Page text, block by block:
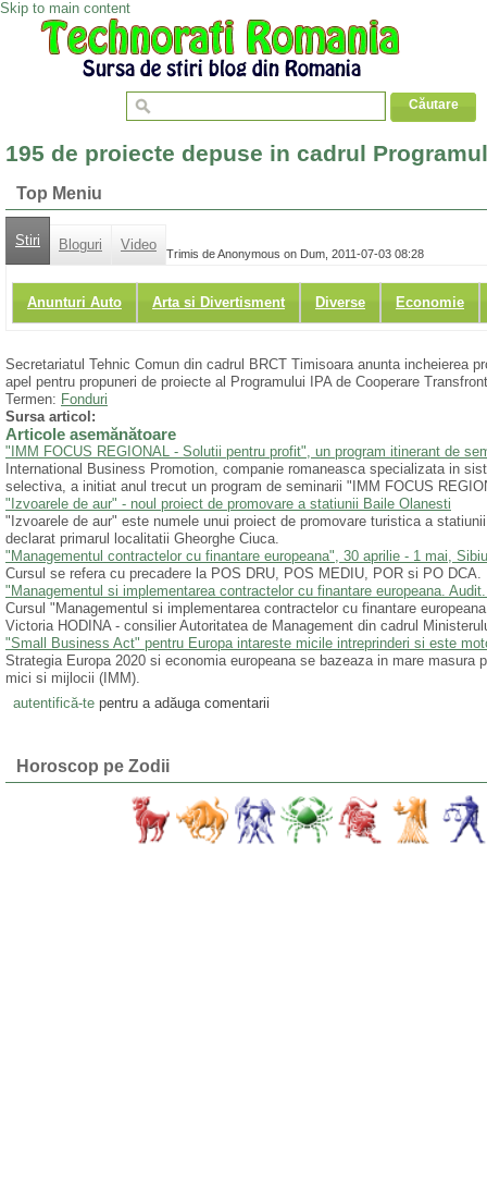
Skip to main content
195 de proiecte depuse in cadrul
Top Meniu
Stiri Bloguri Video
Anunturi Auto Arta si Divertisment Diverse Economie
Trimis de Anonymous on Dum, 2011-07-03 08:28
Secretariatul Tehnic Comun din cadrul BRCT Timisoara anunta incheierea
apel pentru propuneri de proiecte al Programului IPA de Cooperare
Termen: Fonduri
Sursa articol:
Articole asemănătoare
"IMM FOCUS REGIONAL - Solutii pentru profit", un program itinerant de
International Business Promotion, companie romaneasca specializata in
selectiva, a initiat anul trecut un program de seminarii "IMM FOCUS
"Izvoarele de aur" - noul proiect de promovare a statiunii Baile Olanesti
"Izvoarele de aur" este numele unui proiect de promovare turistica a
declarat primarul localitatii Gheorghe Ciuca.
"Managementul contractelor cu finantare europeana", 30 aprilie - 1 mai, Sibiu
Cursul se refera cu precadere la POS DRU, POS MEDIU, POR si PO DCA.
"Managementul si implementarea contractelor cu finantare europeana.
Cursul "Managementul si implementarea contractelor cu finantare
Victoria HODINA - consilier Autoritatea de Management din cadrul
"Small Business Act" pentru Europa intareste micile intreprinderi si este
Strategia Europa 2020 si economia europeana se bazeaza in mare masura
mici si mijlocii (IMM).
autentifică-tepentru a adăuga comentarii
Horoscop pe Zodii